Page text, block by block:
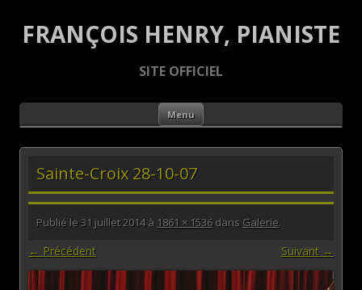
FRANÇOIS HENRY, PIANISTE
SITE OFFICIEL
Menu Aller au contenu principal
Sainte-Croix 28-10-07
Publié le31 juillet 2014à 1861 × 1536dans Galerie.
← Précédent Suivant →